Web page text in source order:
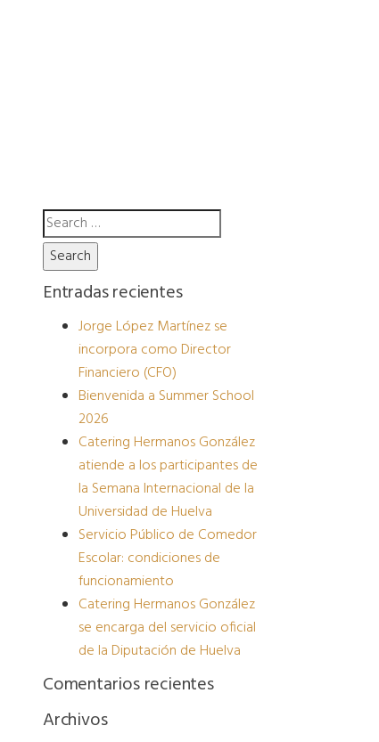
Search
for:
Entradas recientes
Jorge López Martínez se
incorpora como Director
Financiero (CFO)
Bienvenida a Summer School
2026
Catering Hermanos González
atiende a los participantes de
la Semana Internacional de la
Universidad de Huelva
Servicio Público de Comedor
Escolar: condiciones de
funcionamiento
Catering Hermanos González
se encarga del servicio oficial
de la Diputación de Huelva
Comentarios recientes
Archivos